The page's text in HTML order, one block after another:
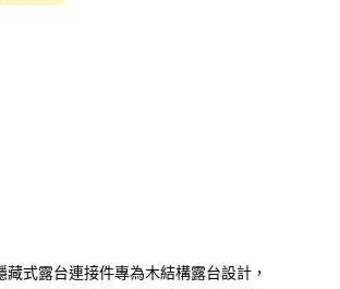
藏式露台連接件專為木結構露台設計，